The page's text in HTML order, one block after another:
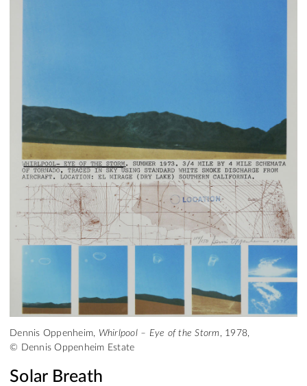
Dennis Oppenheim, Whirlpool – Eye of the Storm
, 1978,
© Dennis Oppenheim Estate
Solar Breath